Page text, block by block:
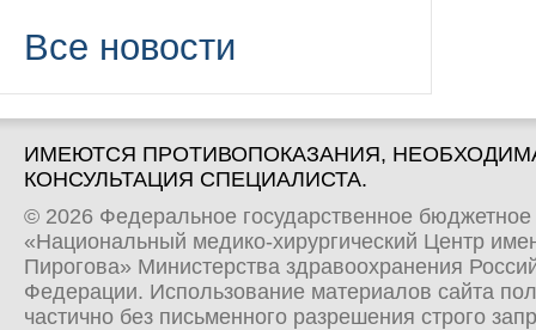
Все новости
ИМЕЮТСЯ ПРОТИВОПОКАЗАНИЯ,
КОНСУЛЬТАЦИЯ СПЕЦИАЛИСТА.
© 2026 Федеральное государственное
«Национальный медико-хирургический Центр
Пирогова» Министерства здравоохранения
Федерации. Использование материалов сайта
частично без письменного разрешения строго